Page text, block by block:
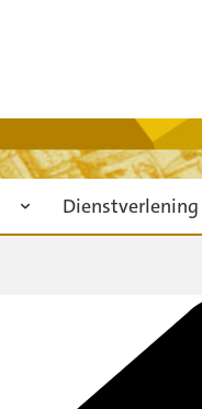
Dienstverlening